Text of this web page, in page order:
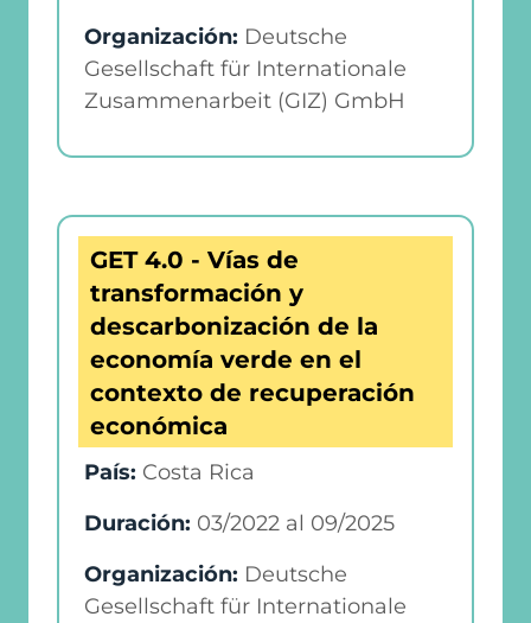
Organización: Deutsche
Gesellschaft für Internationale
Zusammenarbeit (GIZ) GmbH
GET 4.0 - Vías de
transformación y
descarbonización de la
economía verde en el
contexto de recuperación
económica
País: Costa Rica
Duración: 03/2022 al 09/2025
Organización: Deutsche
Gesellschaft für Internationale